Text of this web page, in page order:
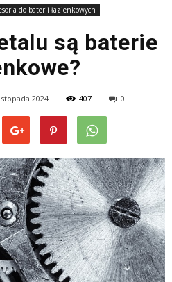
do baterii łazienkowych
są baterie
2024 407 0